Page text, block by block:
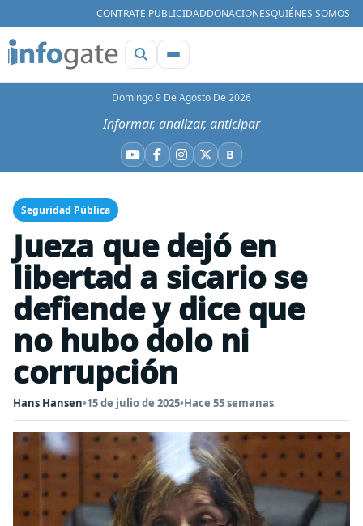
CONTRATE PUBLICIDADDONACIONESQUIÉNES SOMOS
Domingo 9 De Agosto De 2026
Informar, analizar, anticipar
YouTube
Facebook
Instagram
X BBluesky
Seguridad Pública
Jueza que dejó en
libertad a sicario se
defiende y dice que
no hubo dolo ni
corrupción
Hans Hansen•15 de julio de 2025•Hace 55 semanas